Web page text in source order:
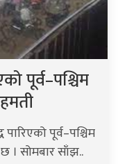
पूर्व–पश्चिम
पूर्व–पश्चिम
। सोमबार साँझ..